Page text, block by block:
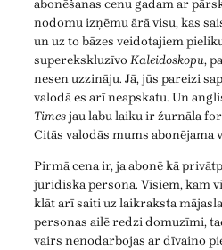
abonēšanas cenu gadam ar
nodomu izņēmu ārā visu, kas
un uz to bāzes veidotajiem
superekskluzīvoKaleidoskopu,
nesen uzzināju. Jā, jūs pareizi
valodā es arī neapskatu. Un
Timesjau labu laiku ir žurnāla
Citās valodās mums abonējama
Pirmā cena ir, ja abonē kā
juridiska persona. Visiem, kam
klāt arī saiti uz laikraksta
personas ailē redzi domuzīmi,
vairs nenodarbojas ar dīvaino